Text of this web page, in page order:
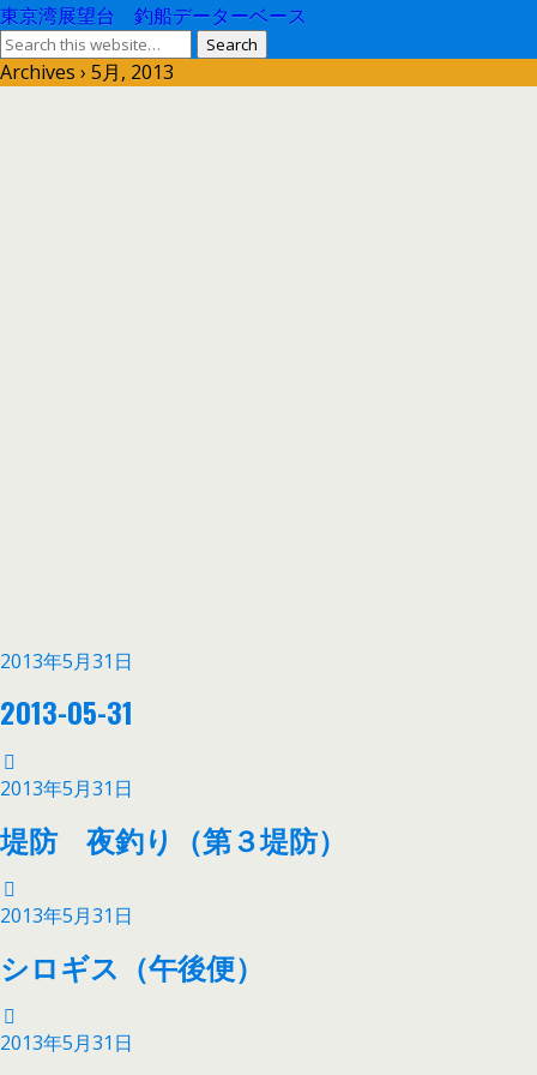
東京湾展望台 釣船データーベース
Archives › 5月, 2013
2013年5月31日
2013-05-31
2013年5月31日
堤防 夜釣り（第３堤防）
2013年5月31日
シロギス（午後便）
2013年5月31日